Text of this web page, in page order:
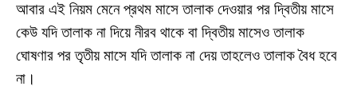
আবার এই নিয়ম মেনে প্রথম মাসে তালাক দেওয়ার পর দ্বিতীয় মাসে
কেউ যদি তালাক না দিয়ে নীরব থাকে বা দ্বিতীয় মাসেও তালাক
ঘোষণার পর তৃতীয় মাসে যদি তালাক না দেয় তাহলেও তালাক বৈধ হবে
না।